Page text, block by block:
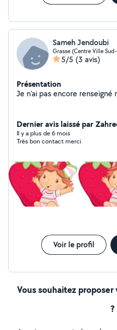
Sameh Jendoubi
Grasse (Centre Ville
5/5 (3 avis)
Présentation
Dernier avis laissé par
Il y a plus de 6 mois
Très bon contact merci
Voir le profil
Vous souhaitez
?